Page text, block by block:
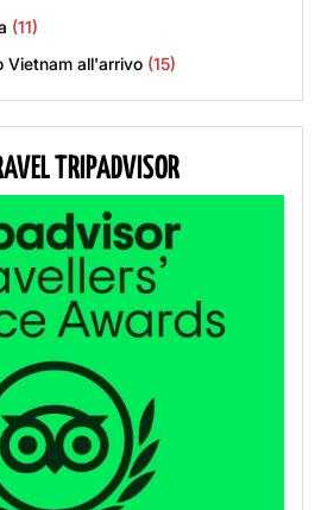
(11)
Vietnam all'arrivo (15)
TRIPADVISOR